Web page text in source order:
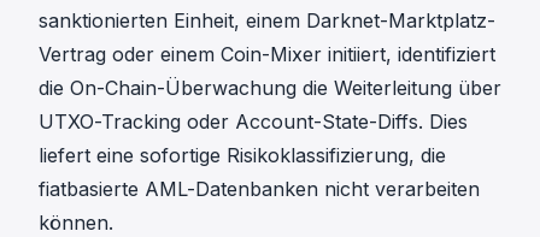
sanktionierten Einheit, einem Darknet-Marktplatz-
Vertrag oder einem Coin-Mixer initiiert, identifiziert
die On-Chain-Überwachung die Weiterleitung über
UTXO-Tracking oder Account-State-Diffs. Dies
liefert eine sofortige Risikoklassifizierung, die
fiatbasierte AML-Datenbanken nicht verarbeiten
können.